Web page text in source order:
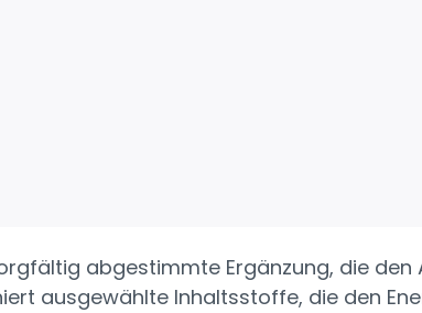
abgestimmte Ergänzung, die den
ausgewählte Inhaltsstoffe, die den